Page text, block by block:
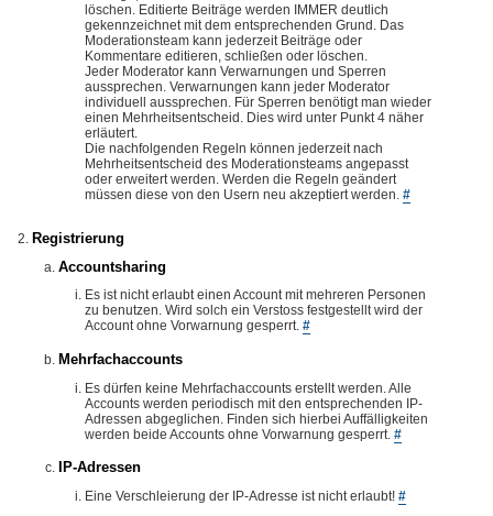
löschen. Editierte Beiträge werden IMMER deutlich
gekennzeichnet mit dem entsprechenden Grund. Das
Moderationsteam kann jederzeit Beiträge oder
Kommentare editieren, schließen oder löschen.
Jeder Moderator kann Verwarnungen und Sperren
aussprechen. Verwarnungen kann jeder Moderator
individuell aussprechen. Für Sperren benötigt man wieder
einen Mehrheitsentscheid. Dies wird unter Punkt 4 näher
erläutert.
Die nachfolgenden Regeln können jederzeit nach
Mehrheitsentscheid des Moderationsteams angepasst
oder erweitert werden. Werden die Regeln geändert
müssen diese von den Usern neu akzeptiert werden. #
Registrierung
Accountsharing
Es ist nicht erlaubt einen Account mit mehreren Personen
zu benutzen. Wird solch ein Verstoss festgestellt wird der
Account ohne Vorwarnung gesperrt. #
Mehrfachaccounts
Es dürfen keine Mehrfachaccounts erstellt werden. Alle
Accounts werden periodisch mit den entsprechenden IP-
Adressen abgeglichen. Finden sich hierbei Auffälligkeiten
werden beide Accounts ohne Vorwarnung gesperrt. #
IP-Adressen
Eine Verschleierung der IP-Adresse ist nicht erlaubt! #